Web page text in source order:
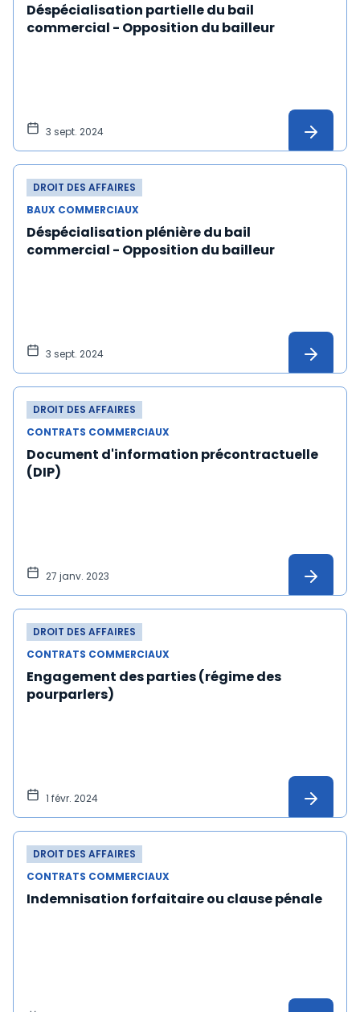
Déspécialisation partielle du bail
commercial - Opposition du bailleur
3 sept. 2024
DROIT DES AFFAIRES
BAUX COMMERCIAUX
Déspécialisation plénière du bail
commercial - Opposition du bailleur
3 sept. 2024
DROIT DES AFFAIRES
CONTRATS COMMERCIAUX
Document d'information précontractuelle
(DIP)
27 janv. 2023
DROIT DES AFFAIRES
CONTRATS COMMERCIAUX
Engagement des parties (régime des
pourparlers)
1 févr. 2024
DROIT DES AFFAIRES
CONTRATS COMMERCIAUX
Indemnisation forfaitaire ou clause pénale